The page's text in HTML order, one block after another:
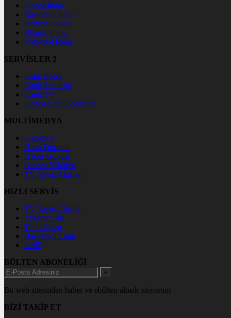
Futbol İddaa
Basketbol İddaa
Hentbol İddaa
Bilardo İddaa
Voleybol İddaa
SERVİSLER 2
Canlı Borsa
Canlı Sonuçlar
Canlı TV
Futbol Canlı Sonuçlar
MULTİMEDYA
Gazeteler
Hava Durumu
Haber Gönder
Namaz Vakitleri
TV Yayın Akışları
HIZLI SERVİS
TV Yayın Akışları
Yazarlar Site
Tenis İddaa
Basketbol Canlı
AMP
BÜLTEN ABONELİĞİ
+
Bu web sitesinden haber ve ebülten almak istiyorum
BİZİ TAKİP ET